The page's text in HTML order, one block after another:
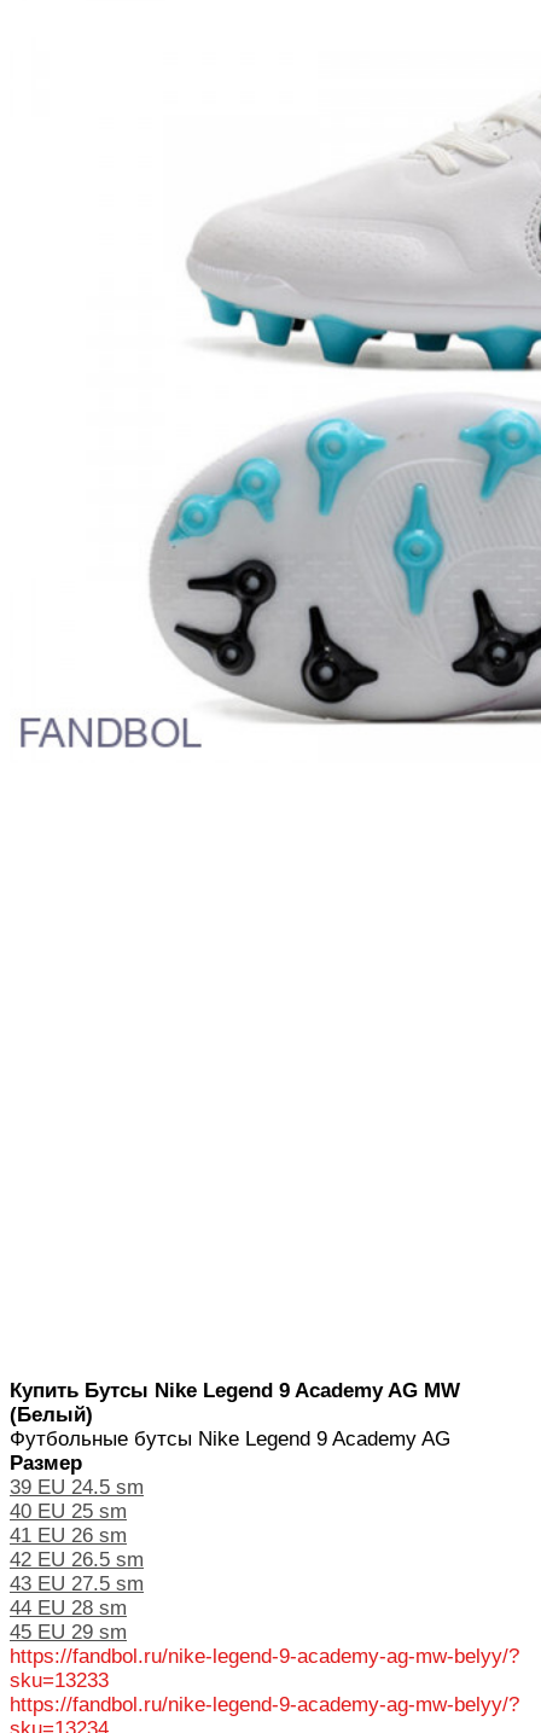
Купить Бутсы Nike Legend 9 Academy AG MW
(Белый)
Футбольные бутсы Nike Legend 9 Academy AG
Размер
39 EU 24.5 sm
40 EU 25 sm
41 EU 26 sm
42 EU 26.5 sm
43 EU 27.5 sm
44 EU 28 sm
45 EU 29 sm
https://fandbol.ru/nike-legend-9-academy-ag-mw-belyy/?
sku=13233
https://fandbol.ru/nike-legend-9-academy-ag-mw-belyy/?
sku=13234